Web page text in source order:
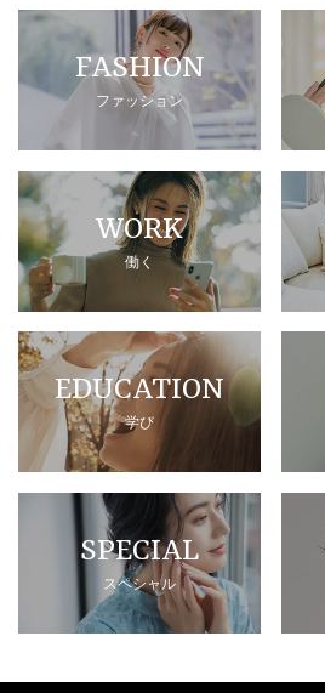
FASHION
ファッション
WORK
働く
EDUCATION
学び
SPECIAL
スペシャル